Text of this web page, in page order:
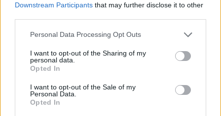
Downstream Participants that may further disclose it to other
Please note that this website/app uses one or more Google
not limited to your visit or usage behaviour. You may click to
grant or deny consent to Google and its third-party tags to
use your data for below specified purposes in below Google
consent section.
Personal Data Processing Opt Outs
I want to opt-out of the Sharing of my
personal data.
Opted In
I want to opt-out of the Sale of my
Personal Data.
Opted In
πρέπει να μείνει εδώ και να παλέψει”, αναφέρει
χαρακτηριστικά.